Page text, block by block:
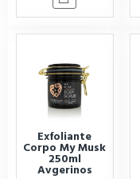
Exfoliante
Corpo My Musk
250ml
Avgerinos